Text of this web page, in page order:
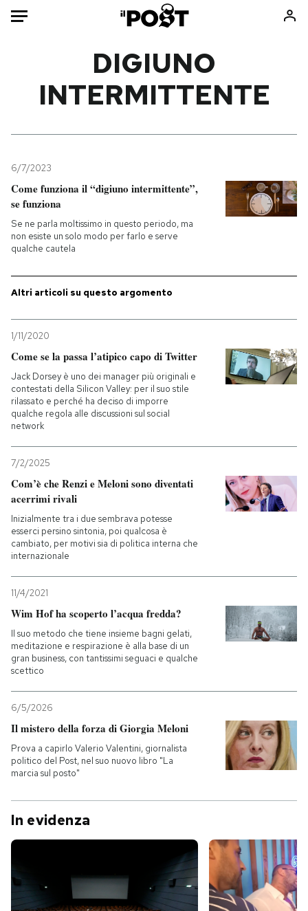
HOME
Mondo
Tecnologia
Internet
Cultura
Economia
Sport
Libri
Ok Boomer!
Europa
Mondiali calcio 2026
PODCAST
NEWSLETTER
I MIEI PREFERITI
CALENDARIO
AREA PERSONALE
Entra
DIGIUNO
INTERMITTENTE
6/7/2023
Come funziona il “digiuno intermittente”,
se funziona
Se ne parla moltissimo in questo periodo, ma
non esiste un solo modo per farlo e serve
qualche cautela
Altri articoli su questo argomento
1/11/2020
Come se la passa l’atipico capo di Twitter
Jack Dorsey è uno dei manager più originali e
contestati della Silicon Valley: per il suo stile
rilassato e perché ha deciso di imporre
qualche regola alle discussioni sul social
network
7/2/2025
Com’è che Renzi e Meloni sono diventati
acerrimi rivali
Inizialmente tra i due sembrava potesse
esserci persino sintonia, poi qualcosa è
cambiato, per motivi sia di politica interna che
internazionale
11/4/2021
Wim Hof ha scoperto l’acqua fredda?
Il suo metodo che tiene insieme bagni gelati,
meditazione e respirazione è alla base di un
gran business, con tantissimi seguaci e qualche
scettico
6/5/2026
Il mistero della forza di Giorgia Meloni
Prova a capirlo Valerio Valentini, giornalista
politico del Post, nel suo nuovo libro "La
marcia sul posto"
In evidenza